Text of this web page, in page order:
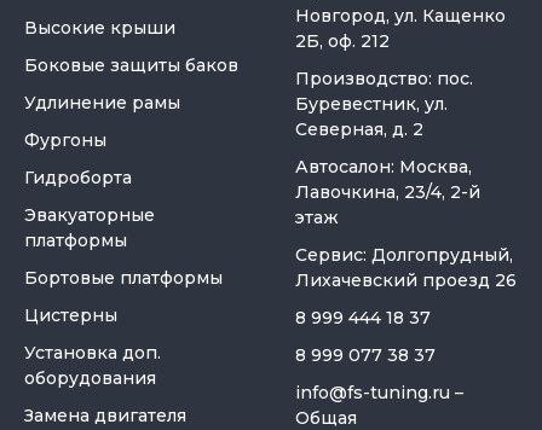
Высокие крыши
Боковые защиты баков
Удлинение рамы
Фургоны
Гидроборта
Эвакуаторные
платформы
Бортовые платформы
Цистерны
Установка доп.
оборудования
Замена двигателя
Новгород, ул. Кащенко
2Б, оф. 212
Производство: пос.
Буревестник, ул.
Северная, д. 2
Автосалон: Москва,
Лавочкина, 23/4, 2-й
этаж
Сервис: Долгопрудный,
Лихачевский проезд 26
8 999 444 18 37
8 999 077 38 37
info@fs-tuning.ru –
Общая